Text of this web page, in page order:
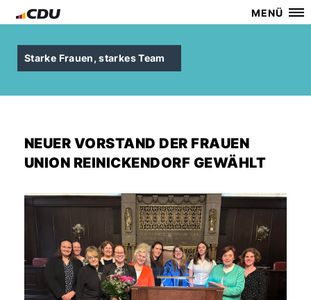
MENÜ
Starke Frauen, starkes Team
NEUER VORSTAND DER FRAUEN
UNION REINICKENDORF GEWÄHLT